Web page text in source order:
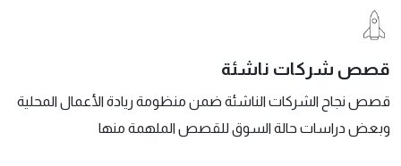
قصص شركات ناشئة
قصص نجاح الشركات الناشئة ضمن منظومة ريادة الأعمال المحلية
وبعض دراسات حالة السوق للقصص الملهمة منها